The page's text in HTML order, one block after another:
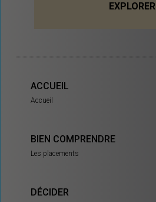
EXPLORER
ACCUEIL
Accueil
BIEN COMPRENDRE
Les placements
DÉCIDER